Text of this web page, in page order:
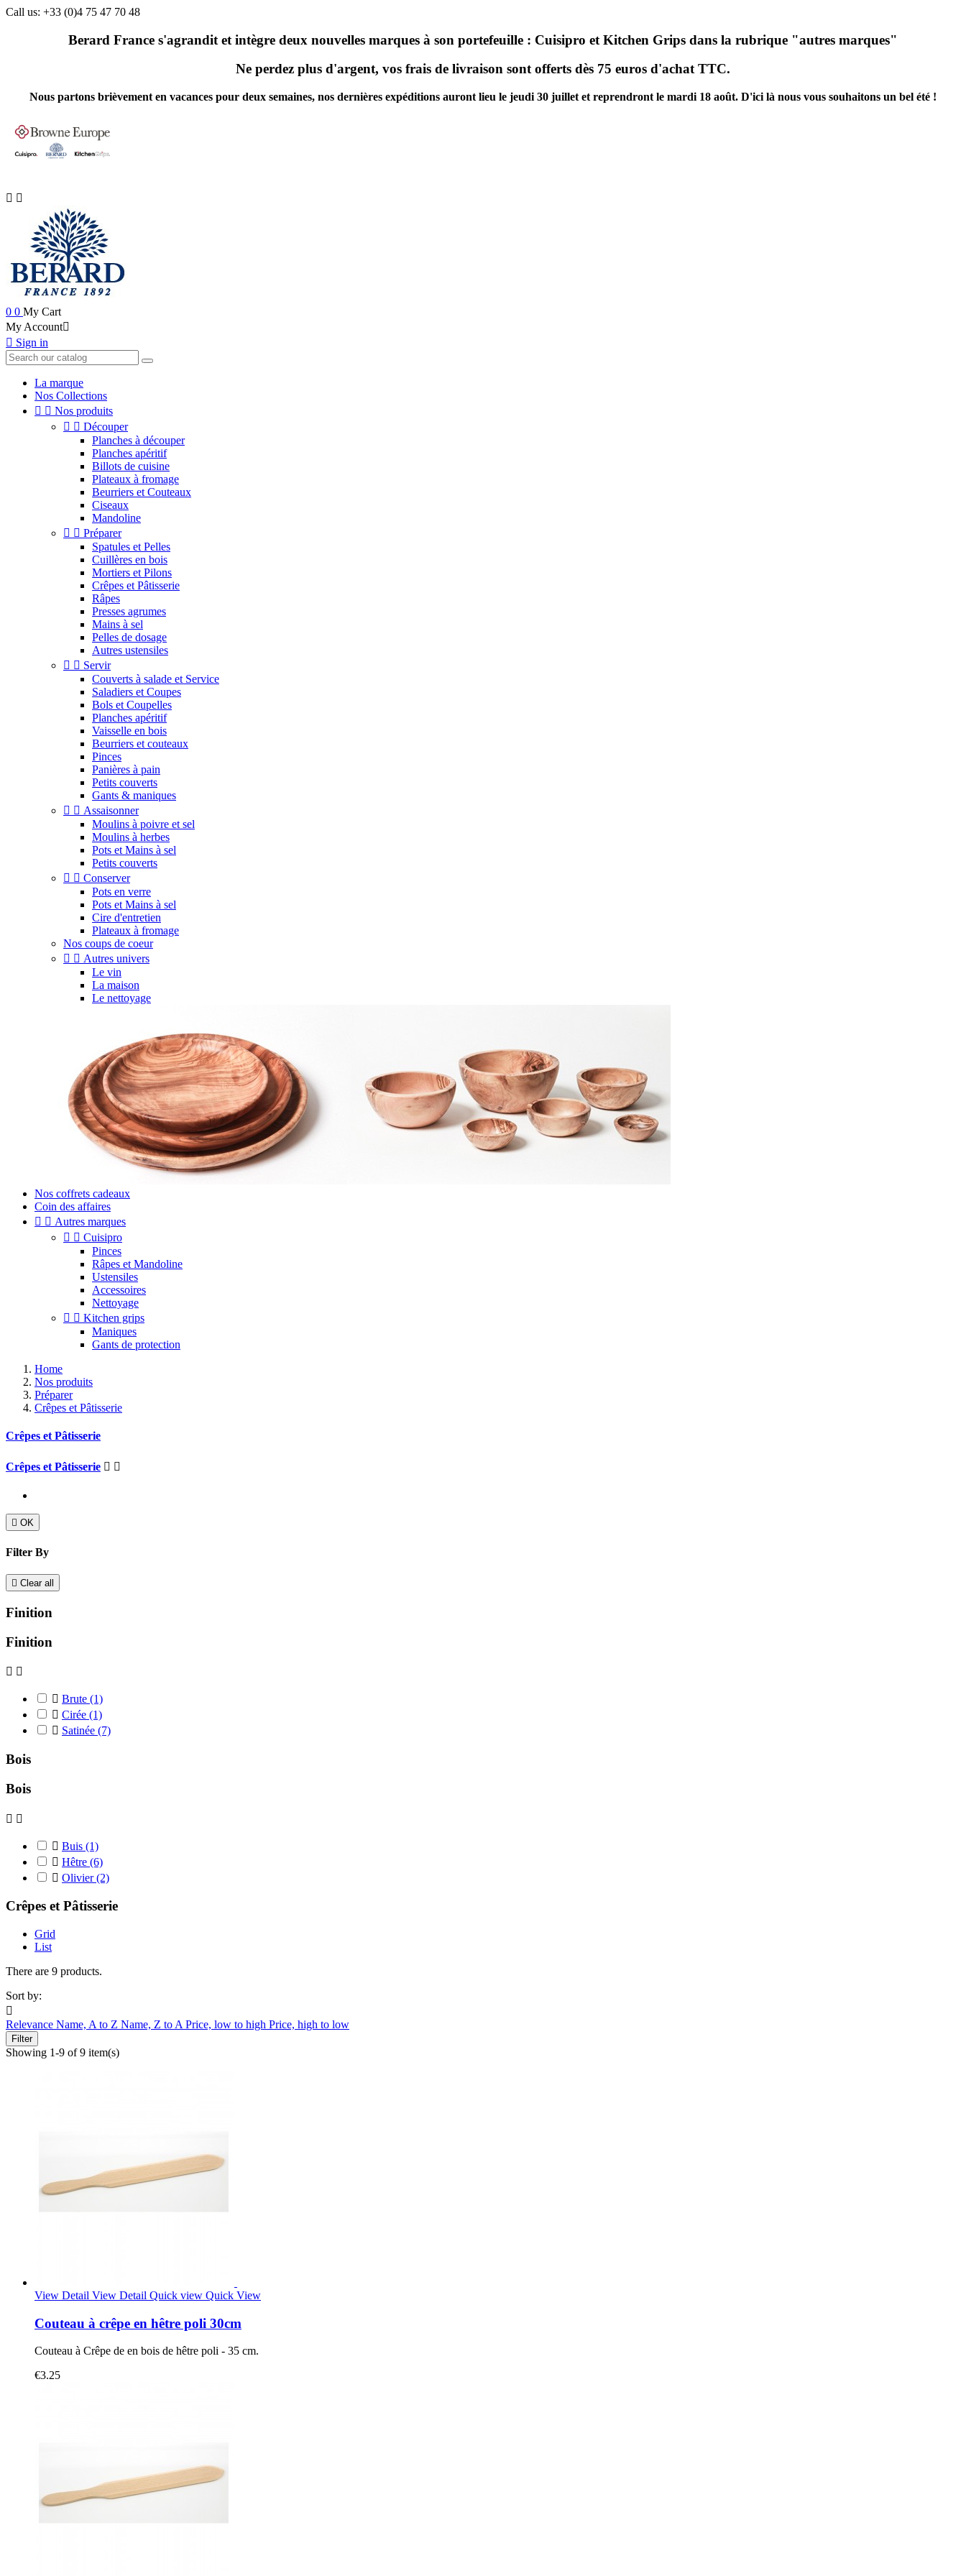
Call us: +33 (0)4 75 47 70 48
Berard France s'agrandit et intègre deux nouvelles marques à son portefeuille : Cuisipro et Kitchen Grips dans la rubrique "autres marques"
Ne perdez plus d'argent, vos frais de livraison sont offerts dès 75 euros d'achat TTC.
Nous partons brièvement en vacances pour deux semaines, nos dernières expéditions auront lieu le jeudi 30 juillet et reprendront le mardi 18 août. D'ici là nous vous souhaitons un bel été !
 
0 0 My Cart
My Account
 Sign in
La marque
Nos Collections
  Nos produits
  Découper
Planches à découper
Planches apéritif
Billots de cuisine
Plateaux à fromage
Beurriers et Couteaux
Ciseaux
Mandoline
  Préparer
Spatules et Pelles
Cuillères en bois
Mortiers et Pilons
Crêpes et Pâtisserie
Râpes
Presses agrumes
Mains à sel
Pelles de dosage
Autres ustensiles
  Servir
Couverts à salade et Service
Saladiers et Coupes
Bols et Coupelles
Planches apéritif
Vaisselle en bois
Beurriers et couteaux
Pinces
Panières à pain
Petits couverts
Gants & maniques
  Assaisonner
Moulins à poivre et sel
Moulins à herbes
Pots et Mains à sel
Petits couverts
  Conserver
Pots en verre
Pots et Mains à sel
Cire d'entretien
Plateaux à fromage
Nos coups de coeur
  Autres univers
Le vin
La maison
Le nettoyage
Nos coffrets cadeaux
Coin des affaires
  Autres marques
  Cuisipro
Pinces
Râpes et Mandoline
Ustensiles
Accessoires
Nettoyage
  Kitchen grips
Maniques
Gants de protection
Home
Nos produits
Préparer
Crêpes et Pâtisserie
Crêpes et Pâtisserie
Crêpes et Pâtisserie  
 OK
Filter By
 Clear all
Finition
Finition
 
 Brute (1)
 Cirée (1)
 Satinée (7)
Bois
Bois
 
 Buis (1)
 Hêtre (6)
 Olivier(2)
Crêpes et Pâtisserie
Grid
List
There are 9 products.
Sort by:

Relevance Name, A to Z Name, Z to A Price, low to high Price, high to low
Filter
Showing 1-9 of 9 item(s)
View Detail View Detail Quick view Quick View
Couteau à crêpe en hêtre poli 30cm
Couteau à Crêpe de en bois de hêtre poli - 35 cm.
€3.25